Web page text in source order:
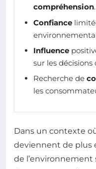
compréhension.
Confiance
Influence
sur les décisions
Recherche de
les
Dans un contexte
deviennent de plus
de l’environnement